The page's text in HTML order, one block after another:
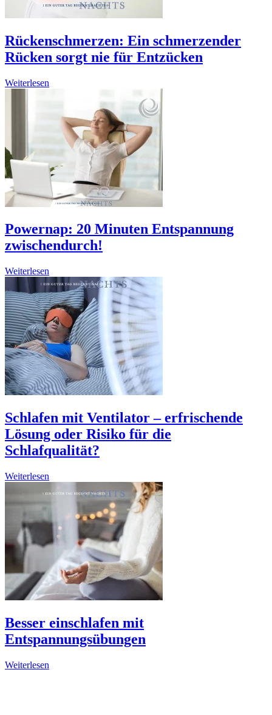
Rückenschmerzen: Ein schmerzender
Rücken sorgt nie für Entzücken
Weiterlesen
Powernap: 20 Minuten Entspannung
zwischendurch!
Weiterlesen
Schlafen mit Ventilator – erfrischende
Lösung oder Risiko für die
Schlafqualität?
Weiterlesen
Besser einschlafen mit
Entspannungsübungen
Weiterlesen